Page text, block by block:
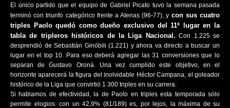
El único partido que el equipo de Gabriel Picato tuvo la semana pasada
terminó con triunfo categórico frente a Atenas (96-77), y con sus cuatro
triples Paolo quedó como dueño exclusivo del 11º lugar en la
tabla de tripleros históricos de la Liga Nacional. Con 1.225 se
desprendió de Sebastián Ginóbili (1.221) y ahora va directo a buscar un
lugar en el top 10. Para eso deberá agregar las 31 conversiones que lo
separan de Gustavo Oroná. Una vez cumplido este objetivo, en el
horizonte aparecerá la figura del inolvidable Héctor Campana, el goleador
histórico de la Liga que convirtió 1.300 triples en su carrera.
Si hablamos de efectividad, la de Paolo en triples esta temporada sólo
permite elogios: con un 42,9% (81/189) es, por lejos, la máxima de su